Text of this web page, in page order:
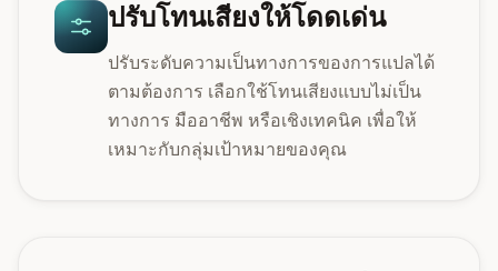
ปรับโทนเสียงให้โดดเด่น
ปรับระดับความเป็นทางการของการแปลได้
ตามต้องการ เลือกใช้โทนเสียงแบบไม่เป็น
ทางการ มืออาชีพ หรือเชิงเทคนิค เพื่อให้
เหมาะกับกลุ่มเป้าหมายของคุณ